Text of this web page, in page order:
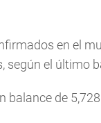
en el
según el último
balance de